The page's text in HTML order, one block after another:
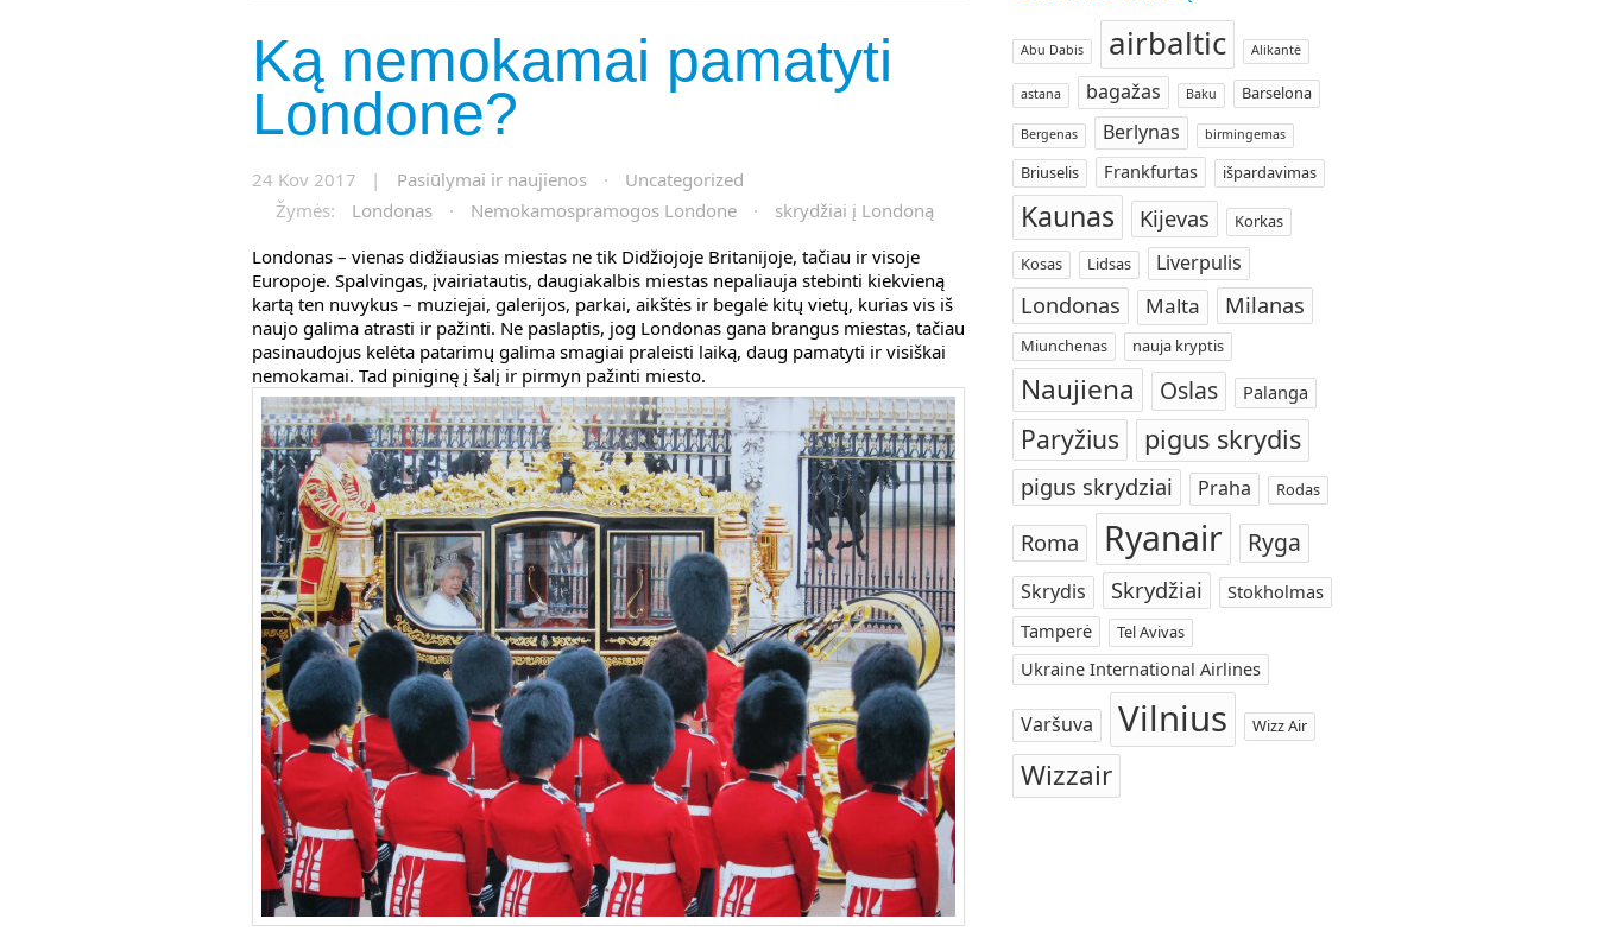
Ką nemokamai pamatyti
Londone?
24 Kov 2017 | Pasiūlymai ir naujienos ·
Uncategorized
Žymės:
Londonas · Nemokamospramogos Londone ·
skrydžiai į Londoną
Londonas – vienas didžiausias miestas ne tik Didžiojoje Britanijoje, tačiau ir visoje
Europoje. Spalvingas, įvairiatautis, daugiakalbis miestas nepaliauja stebinti kiekvieną
kartą ten nuvykus – muziejai, galerijos, parkai, aikštės ir begalė kitų vietų, kurias vis iš
naujo galima atrasti ir pažinti. Ne paslaptis, jog Londonas gana brangus miestas, tačiau
pasinaudojus kelėta patarimų galima smagiai praleisti laiką, daug pamatyti ir visiškai
nemokamai. Tad piniginę į šalį ir pirmyn pažinti miesto.
Abu Dabis airbaltic Alikantė
astana bagažas Baku Barselona
Bergenas Berlynas birmingemas
Briuselis Frankfurtas išpardavimas
Kaunas Kijevas
Korkas
Kosas
Lidsas Liverpulis
Londonas Malta Milanas
Miunchenas nauja kryptis
Naujiena Oslas Palanga
Paryžius pigus skrydis
pigus skrydziai Praha Rodas
Roma Ryanair Ryga
Skrydis Skrydžiai
Stokholmas
Tamperė
Tel Avivas
Ukraine International Airlines
Varšuva Vilnius Wizz Air
Wizzair